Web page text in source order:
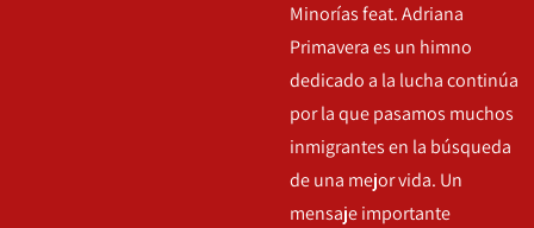
Minorías feat. Adriana
Primavera es un himno
dedicado a la lucha continúa
por la que pasamos muchos
inmigrantes en la búsqueda
de una mejor vida. Un
mensaje importante